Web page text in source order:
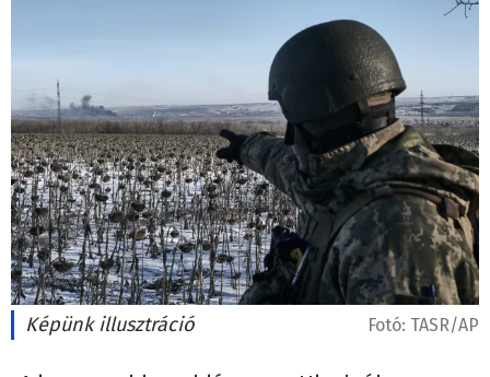
Képünk illusztráció Fotó: TASR/AP